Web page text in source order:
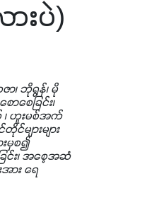
းပဲ)
၊ ဘိုရွန်၊ မို
ာစေခြင်း၊
၊ ဟူးမစ်အက်
များများ
မှစ၍
ြင်း၊ အစေ့အဆံ
ား ရေ